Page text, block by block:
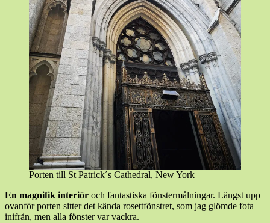
Porten till St Patrick´s Cathedral, New York
En magnifik interiör och fantastiska fönstermålningar. Längst upp
ovanför porten sitter det kända rosettfönstret, som jag glömde fota
inifrån, men alla fönster var vackra.